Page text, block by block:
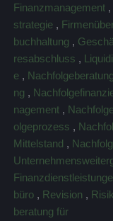
Finanzmanagement ,
strategie ,
buchhaltung ,
resabschluss ,
e , Nachfolgeberatung
ng ,
nagement ,
olgeprozess ,
Mittelstand ,
büro , Revision ,
beratung für